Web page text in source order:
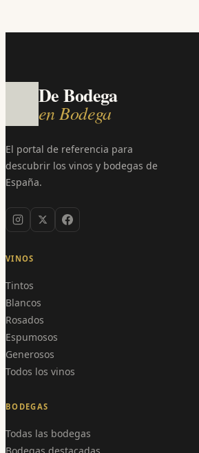
De Bodega
en Bodega
El portal de referencia para
descubrir los vinos y bodegas de
España.
VINOS
Tintos
Blancos
Rosados
Espumosos
Generosos
Todos los vinos
BODEGAS
Todas las bodegas